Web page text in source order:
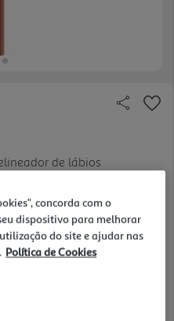
de lábios
intensa e textura
A ponta afiável
para uns lábios
Hialurónico, está
Main Character,
It, Out Of Line,
concorda com o
dispositivo para melhorar
do site e ajudar nas
Política de Cookies